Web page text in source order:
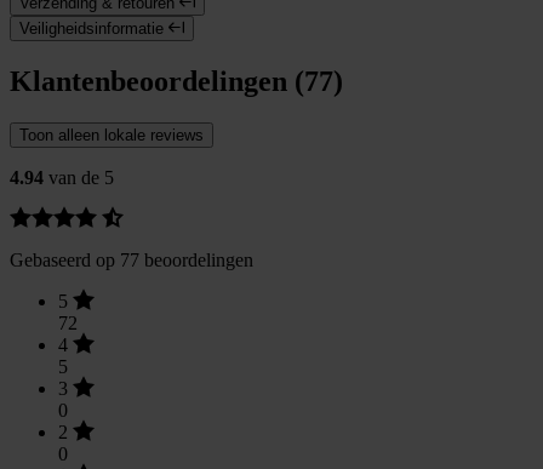
Veiligheidsinformatie
Klantenbeoordelingen (77)
Toon alleen lokale reviews
4.94 van de 5
Gebaseerd op 77 beoordelingen
5
72
4
5
3
0
2
0